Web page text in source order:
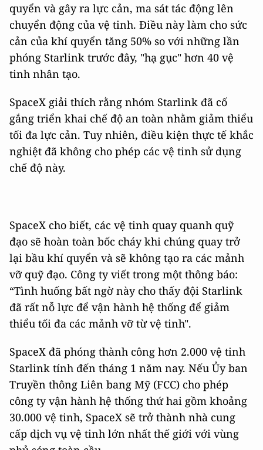
quyển và gây ra lực cản, ma sát tác động lên
chuyển động của vệ tinh. Điều này làm cho sức
cản của khí quyển tăng 50% so với những lần
phóng Starlink trước đây, "hạ gục" hơn 40 vệ
tinh nhân tạo.
SpaceX giải thích rằng nhóm Starlink đã cố
gắng triển khai chế độ an toàn nhằm giảm thiểu
tối đa lực cản. Tuy nhiên, điều kiện thực tế khắc
nghiệt đã không cho phép các vệ tinh sử dụng
chế độ này.
SpaceX cho biết, các vệ tinh quay quanh quỹ
đạo sẽ hoàn toàn bốc cháy khi chúng quay trở
lại bầu khí quyển và sẽ không tạo ra các mảnh
vỡ quỹ đạo. Công ty viết trong một thông báo:
“Tình huống bất ngờ này cho thấy đội Starlink
đã rất nỗ lực để vận hành hệ thống để giảm
thiểu tối đa các mảnh vỡ từ vệ tinh".
SpaceX đã phóng thành công hơn 2.000 vệ tinh
Starlink tính đến tháng 1 năm nay. Nếu Ủy ban
Truyền thông Liên bang Mỹ (FCC) cho phép
công ty vận hành hệ thống thứ hai gồm khoảng
30.000 vệ tinh, SpaceX sẽ trở thành nhà cung
cấp dịch vụ vệ tinh lớn nhất thế giới với vùng